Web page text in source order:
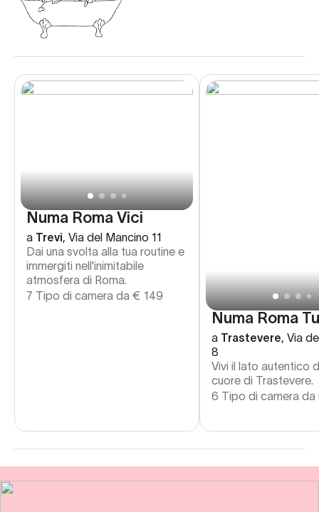
Numa Roma Vici
a Trevi Via del Mancino 11
Dai una svolta alla tua routine e
immergiti nell'inimitabile
atmosfera di Roma.
7 Tipo di camera da € 149
Numa Roma
a Trastevere, Via
8
Vivi il lato autentico
cuore di Trastevere.
6 Tipo di camera da